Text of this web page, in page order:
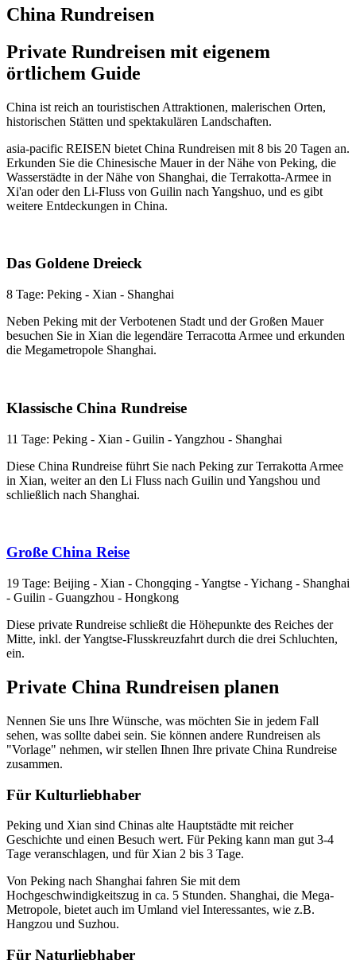
China Rundreisen
Private Rundreisen mit eigenem
örtlichem Guide
China ist reich an touristischen Attraktionen, malerischen Orten,
historischen Stätten und spektakulären Landschaften.
asia-pacific REISEN bietet China Rundreisen mit 8 bis 20 Tagen an.
Erkunden Sie die Chinesische Mauer in der Nähe von Peking, die
Wasserstädte in der Nähe von Shanghai, die Terrakotta-Armee in
Xi'an oder den Li-Fluss von Guilin nach Yangshuo, und es gibt
weitere Entdeckungen in China.
Das Goldene Dreieck
8 Tage: Peking - Xian - Shanghai
Neben Peking mit der Verbotenen Stadt und der Großen Mauer
besuchen Sie in Xian die legendäre Terracotta Armee und erkunden
die Megametropole Shanghai.
Klassische China Rundreise
11 Tage: Peking - Xian - Guilin - Yangzhou - Shanghai
Diese China Rundreise führt Sie nach Peking zur Terrakotta Armee
in Xian, weiter an den Li Fluss nach Guilin und Yangshou und
schließlich nach Shanghai.
Große China Reise
19 Tage: Beijing - Xian - Chongqing - Yangtse - Yichang - Shanghai
- Guilin - Guangzhou - Hongkong
Diese private Rundreise schließt die Höhepunkte des Reiches der
Mitte, inkl. der Yangtse-Flusskreuzfahrt durch die drei Schluchten,
ein.
Private China Rundreisen planen
Nennen Sie uns Ihre Wünsche, was möchten Sie in jedem Fall
sehen, was sollte dabei sein. Sie können andere Rundreisen als
"Vorlage" nehmen, wir stellen Ihnen Ihre private China Rundreise
zusammen.
Für Kulturliebhaber
Peking und Xian sind Chinas alte Hauptstädte mit reicher
Geschichte und einen Besuch wert. Für Peking kann man gut 3-4
Tage veranschlagen, und für Xian 2 bis 3 Tage.
Von Peking nach Shanghai fahren Sie mit dem
Hochgeschwindigkeitszug in ca. 5 Stunden. Shanghai, die Mega-
Metropole, bietet auch im Umland viel Interessantes, wie z.B.
Hangzou und Suzhou.
Für Naturliebhaber